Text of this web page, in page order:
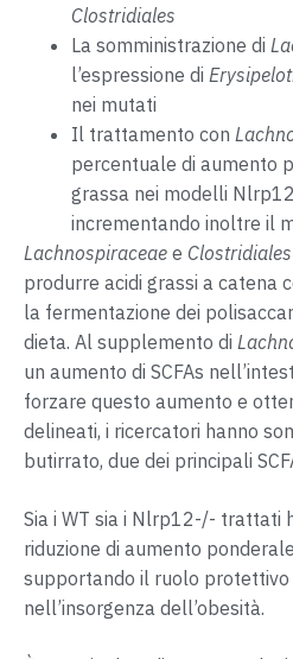
Clostridiales
La somministrazione di
l’espressione di
nei mutati
Il trattamento con
percentuale di aumento
grassa nei modelli
incrementando inoltre il
Lachnospiraceae e Clostridiales
produrre acidi grassi a catena
la fermentazione dei
dieta. Al supplemento di
un aumento di SCFAs
forzare questo aumento e
delineati, i ricercatori hanno
butirrato, due dei principali
Sia i WT sia i Nlrp12-/- trattati
riduzione di aumento
supportando il ruolo
nell’insorgenza dell’obesità.